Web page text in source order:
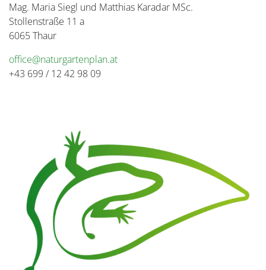
Mag. Maria Siegl und Matthias Karadar MSc.
Stollenstraße 11 a
6065 Thaur
office@naturgartenplan.at
+43 699 / 12 42 98 09